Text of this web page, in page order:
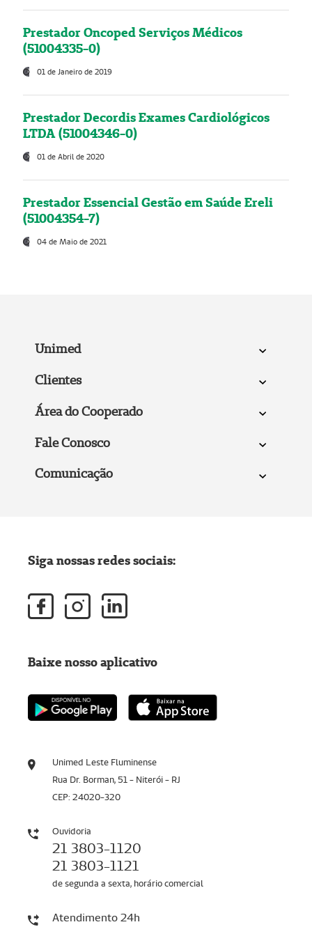
Prestador Oncoped Serviços Médicos
(51004335-0)
01 de Janeiro de 2019
Prestador Decordis Exames Cardiológicos
LTDA (51004346-0)
01 de Abril de 2020
Prestador Essencial Gestão em Saúde Ereli
(51004354-7)
04 de Maio de 2021
Unimed
Clientes
Área do Cooperado
Fale Conosco
Comunicação
Unimed Leste Fluminense
Rua Dr. Borman, 51 - Niterói - RJ
CEP: 24020-320
Ouvidoria
21 3803-1120
21 3803-1121
de segunda a sexta, horário comercial
Atendimento 24h
Siga nossas redes sociais:
Baixe nosso aplicativo